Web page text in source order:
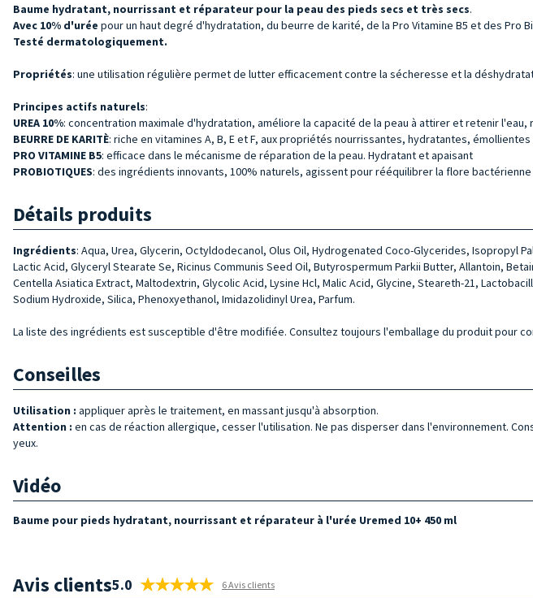
Baume hydratant, nourrissant et réparateur pour la peau des pieds secs et très secs.
Avec 10% d'urée pour un haut degré d'hydratation, du beurre de karité, de la Pro Vitamine B5 et des
Testé dermatologiquement.
Propriétés: une utilisation régulière permet de lutter efficacement contre la sécheresse et la
Principes actifs naturels:
UREA 10%: concentration maximale d'hydratation, améliore la capacité de la peau à attirer et retenir
BEURRE DE KARITÈ: riche en vitamines A, B, E et F, aux propriétés nourrissantes, hydratantes,
PRO VITAMINE B5: efficace dans le mécanisme de réparation de la peau. Hydratant et apaisant
PROBIOTIQUES: des ingrédients innovants, 100% naturels, agissent pour rééquilibrer la flore
Détails produits
Ingrédients: Aqua, Urea, Glycerin, Octyldodecanol, Olus Oil, Hydroge­nated Coco-Glycerides, Isopropyl
Lactic Acid, Glyceryl Stea­rate Se, Ricinus Communis Seed Oil, Butyrospermum Parkii Butter, Allan­toin,
Centella Asiatica Extract, Maltodextrin, Glycolic Acid, Lysine Hcl, Malic Acid, Glycine, Ste­areth-21,
Sodium Hydroxide, Silica, Phenoxyethanol, Imidazolidinyl Urea, Parfum.
La liste des ingrédients est susceptible d'être modifiée. Consultez toujours l'emballage du produit pour
Conseilles
Utilisation : appliquer après le traitement, en massant jusqu'à absorption.
Attention : en cas de réaction allergique, cesser l'utilisation. Ne pas disperser dans l'environnement.
yeux.
Vidéo
Baume pour pieds hydratant, nourrissant et réparateur à l'urée Uremed 10+ 450 ml
Avis clients5.0 6 Avis clients